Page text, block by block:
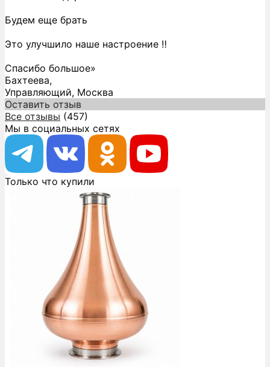
Будем еще брать
Это улучшило наше настроение ‼️
Спасибо большое»
Бахтеева,
Управляющий, Москва
Оставить отзыв
Все отзывы (457)
Мы в социальных сетях
Только что купили